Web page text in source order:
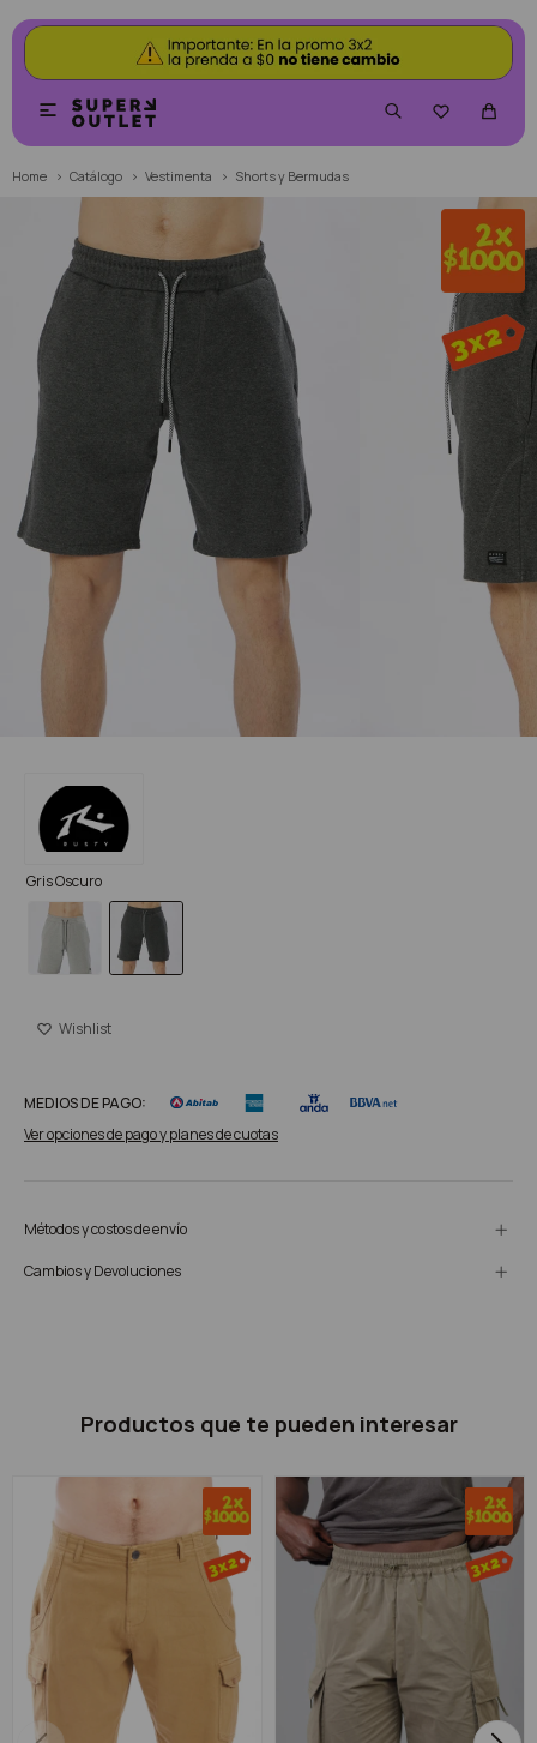


Home Catálogo Vestimenta Shorts y Bermudas
Gris Oscuro
MEDIOS DE PAGO:
Ver opciones de pago y planes de cuotas
Métodos y costos de envío
Cambios y Devoluciones
Productos que te pueden interesar